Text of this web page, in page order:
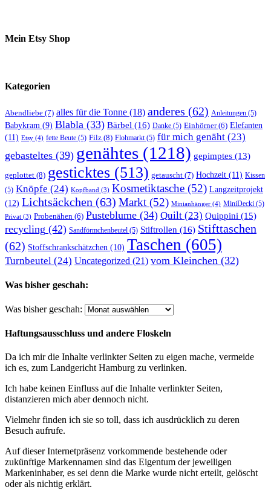
Mein Etsy Shop
Kategorien
Abendliebe (7) alles für die Tonne (18) anderes (62) Anleitungen (5)
Babykram (9) Blabla (33) Bärbel (16) Danke (5) Einhörner(6) Elefanten
(11) Etsy (4) fette Beute (5) Filz (8) Flohmarkt(5) für mich genäht (23)
gebasteltes (39) genähtes (1218) gepimptes (13)
geplottet (8) gesticktes (513) getauscht (7) Hochzeit (11) Kissen
(5) Knöpfe (24) Kopfband (3) Kosmetiktasche (52) Langzeitprojekt
(12) Lichtsäckchen (63) Markt (52) Minianhänger (4) MiniDecki (5)
Privat (3) Probenähen (6) Pusteblume (34) Quilt (23) Quippini (15)
recycling (42) Sandförmchenbeutel (5) Stiftrollen (16) Stifttaschen
(62) Stoffschrankschätzchen (10) Taschen (605)
Turnbeutel (24) Uncategorized (21) vom Kleinchen (32)
Was bisher geschah:
Was bisher geschah:
Haftungsausschluss und andere Floskeln
Da ich mir die Inhalte verlinkter Seiten zu eigen mache, vermeide
ich es, zum Landgericht Hamburg zu verlinken.
Ich habe keinen Einfluss auf die Inhalte verlinkter Seiten,
distanzieren mich aber dennoch nicht.
Vielmehr finden ich sie so toll, dass ich ausdrücklich zu deren
Besuch aufrufe.
Auf dieser Internetpräsenz vorkommende bestehende oder
zukünftige Markennamen sind das Eigentum der jeweiligen
Markeninhaber, es sei denn die Marke wurde nicht erteilt, gelöscht
oder als nichtig erklärt.